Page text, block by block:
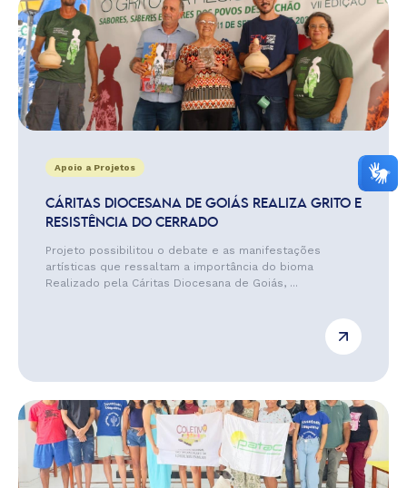
Apoio a Projetos
CÁRITAS DIOCESANA DE GOIÁS REALIZA GRITO E
RESISTÊNCIA DO CERRADO
Projeto possibilitou o debate e as manifestações
artísticas que ressaltam a importância do bioma
Realizado pela Cáritas Diocesana de Goiás, ...